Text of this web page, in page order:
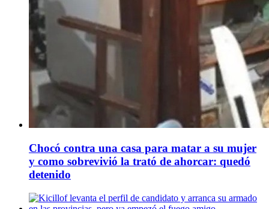
Chocó contra una casa para matar a su mujer
y como sobrevivió la trató de ahorcar: quedó
detenido